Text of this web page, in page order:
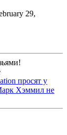
29,
просят у
Хэммил не